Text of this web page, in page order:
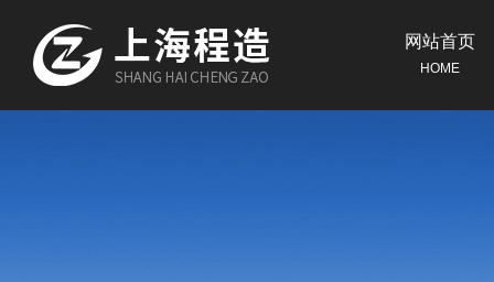
网站首页
HOME